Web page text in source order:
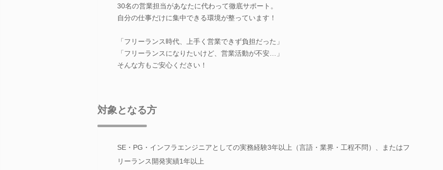
30名の営業担当があなたに代わって徹底サポート。
自分の仕事だけに集中できる環境が整っています！
「フリーランス時代、上手く営業できず負担だった」
「フリーランスになりたいけど、営業活動が不安…」
そんな方もご安心ください！
対象となる方
SE・PG・インフラエンジニアとしての実務経験3年以上（言語・業界・工程不問）、またはフ
リーランス開発実績1年以上